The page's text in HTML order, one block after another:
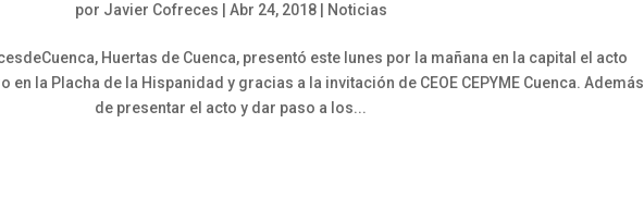
por Javier Cofreces Abr 24, 2018| Noticias
Huertas de Cuenca, presentó este lunes por la mañana en la capital el acto
en la Placha de la Hispanidad y gracias a la invitación de CEOE CEPYME Cuenca. Además
de presentar el acto y dar paso a los...